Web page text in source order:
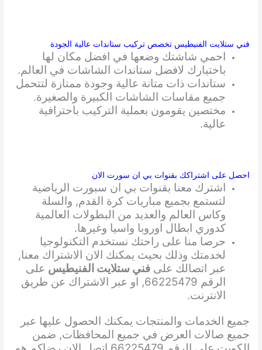
فني ستلايت الفنيطيس تخصص تركيب ستاندات عالية الجودة
احمي شاشتك وضعها في افضل مكان لها
باختيارك لافضل ستاندات الشاشات في العالم.
ستاندات ذات متانة عالية وجودة ممتازة لتتحمل
جميع مقاسات الشاشات الكبيرة والصغيرة.
مختصين يقومون بعملية التركيب باحترافية
عالية.
احصل على اشتراكك بقنوات بي ان سورت الان
اشترك معنا بقنوات بي ان سبورت الرياضية
لتستمع بجميع مباريات كرة القدم, والسلة
وكاس العالم والعديد من البطولات العالمية
كدوري ابطال اوروبا واسيا وغيرها.
حرصا منا على راحتك نستخدم التكنولوجيا
لخدمتك وذلك بحيث يمكنك الان الاشتراك معنا,
عبر اتصالك علىفني ستلايت الفنيطيس على
الرقم 66225479, او عبر الاشتراك عن طريق
الانترنت.
جميع الخدمات والمنتجات يمكنك الحصول عليها عبر
جميع صالات العرض في جميع المحافظات, ضمن